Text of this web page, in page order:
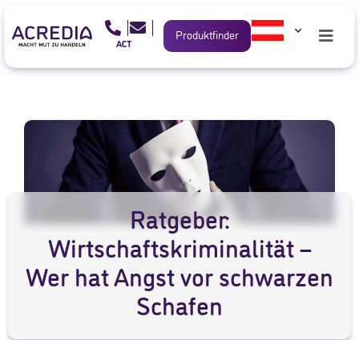
Produktfinder
Ratgeber:
Wirtschaftskriminalität –
Wer hat Angst vor schwarzen
Schafen